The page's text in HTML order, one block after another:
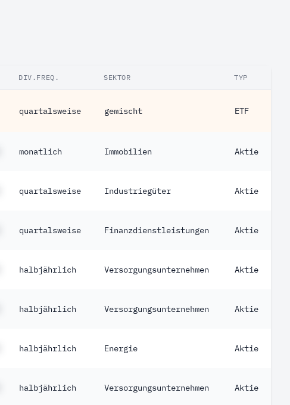
DIV.FREQ. SEKTOR TYP
quartalsweise gemischt ETF
monatlich Immobilien Aktie
quartalsweise Industriegüter Aktie
quartalsweise Finanzdienstleistungen Aktie
halbjährlich Versorgungsunternehmen Aktie
halbjährlich Versorgungsunternehmen Aktie
halbjährlich Energie Aktie
halbjährlich Versorgungsunternehmen Aktie